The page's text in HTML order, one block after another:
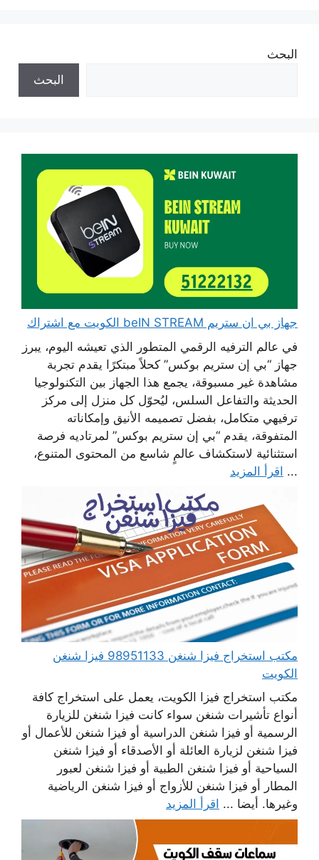
البحث
البحث
جهاز بي ان ستريم beIN STREAM الكويت مع اشتراك
في عالم الترفيه الرقمي المتطور الذي تعيشه اليوم، يبرز
جهاز “بي إن ستريم بوكس” كحلاً مبتكرًا يقدم تجربة
مشاهدة غير مسبوقة، يجمع هذا الجهاز بين التكنولوجيا
الحديثة والتفاعل السلس، ليُحوّل كل منزل إلى مركز
ترفيهي متكامل، بفضل تصميمه الأنيق وإمكاناته
المتفوقة، يقدم “بي إن ستريم بوكس” لمرتاديه فرصة
استثنائية لاستكشاف عالمٍ شاسع من المحتوى المتنوع،
... اقرأ المزيد
مكتب استخراج فيزا شنغن 98951133 فيزا شنغن
الكويت
مكتب استخراج فيزا الكويت، يعمل على استخراج كافة
أنواع تأشيرات شنغن سواء كانت فيزا شنغن للزيارة
الرسمية أو فيزا شنغن الدراسية أو فيزا شنغن للأعمال أو
فيزا شنغن لزيارة العائلة أو الأصدقاء أو فيزا شنغن
السياحية أو فيزا شنغن الطبية أو فيزا شنغن لعبور
المطار أو فيزا شنغن للأزواج أو فيزا شنغن الرياضية
وغيرها. أيضا ... اقرأ المزيد